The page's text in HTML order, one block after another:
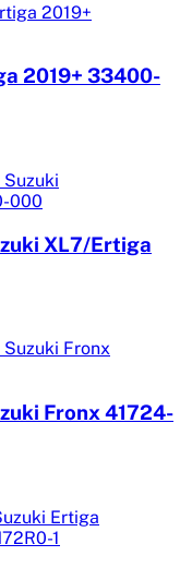
2019+ 33400-
XL7/Ertiga
Fronx 41724-